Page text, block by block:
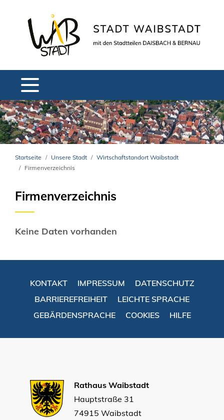
Startseite Unsere Stadt
Wirtschaftstandort Waibstadt
Firmenverzeichnis
Firmenverzeichnis
Keine Daten vorhanden
KONTAKT IMPRESSUM
DATENSCHUTZ
BARRIEREFREIHEIT
LEICHTE SPRACHE
GEBÄRDENSPRACHE
COOKIES HILFE
Rathaus Waibstadt
Hauptstraße 31
74915 Waibstadt